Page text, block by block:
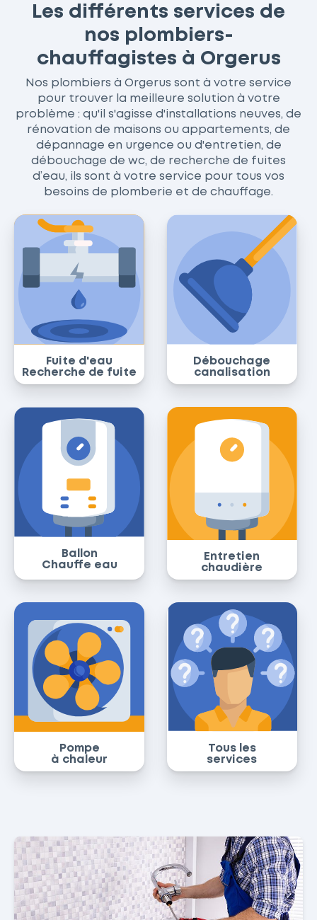
Les différents services de
nos plombiers-
chauffagistes à Orgerus
Nos plombiers à Orgerus sont à votre service
pour trouver la meilleure solution à votre
problème : qu'il s'agisse d'installations neuves, de
rénovation de maisons ou appartements, de
dépannage en urgence ou d'entretien, de
débouchage de wc, de recherche de fuites
d’eau, ils sont à votre service pour tous vos
besoins de plomberie et de chauffage.
Fuite d'eau
Recherche de fuite
Débouchage
canalisation
Ballon
Chauffe eau
Entretien
chaudière
Pompe
à chaleur
Tous les
services